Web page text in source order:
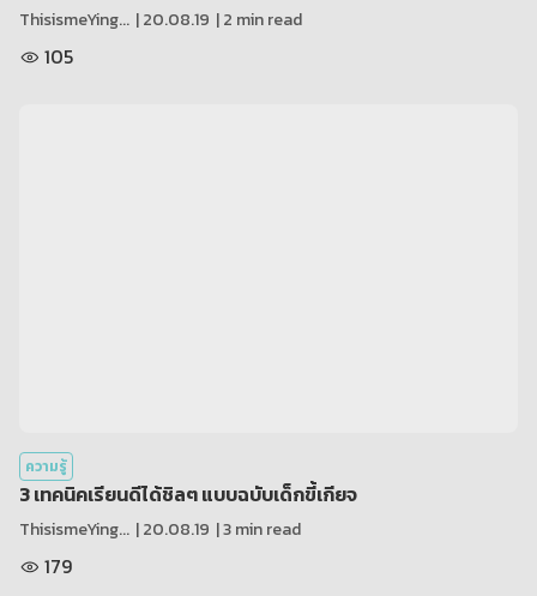
ThisismeYing... |20.08.19 | 2 min read
105
ความรู้
3 เทคนิคเรียนดีได้ชิลๆ แบบฉบับเด็กขี้เกียจ
ThisismeYing... |20.08.19 | 3 min read
179